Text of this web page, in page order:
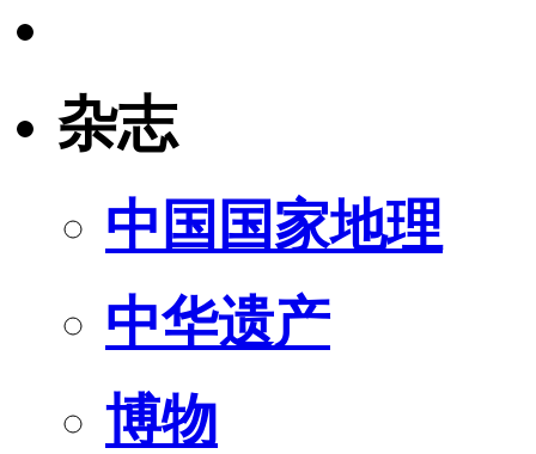
杂志
中国国家地理
中华遗产
博物